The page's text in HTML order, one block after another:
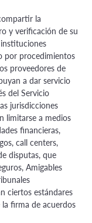
la
y verificación de su
por procedimientos
proveedores de
a dar servicio
del Servicio
jurisdicciones
limitarse a medios
financieras,
call centers,
disputas, que
Amigables
ciertos estándares
firma de acuerdos